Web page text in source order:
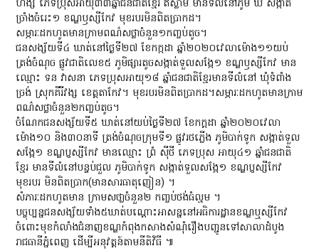
ហង្ស ភេទប្រុសអាយុ៣៣ឆ្នាំជនជាតិខ្មែរ ឥស្លាម មានទីលំនៅភូមិ ឃ សង្កាត់
ច្រាំងចំរេះ១ ខណ្ឌឫស្សីកែវ មុខរបរមិនពិតប្រាកដ។
សម្ភារៈដកហូតមានក្រាមពណ៌សថ្លាចំនួន១កញ្ចប់តូច។
ជនសង្ស័យទី៤ ឃាត់នៅថ្ងៃទី២៧ ខែកក្កដា ឆ្នាំ២០២០វេលាម៉ោង១១យប់
ត្រង់ចំណុច ផ្លូវជាតិលេខ៥ ភូមិផ្សារតូចសង្កាត់ទួលសង្កែ១ ខណ្ឌឫស្សីកែវ មាន
ឈ្មោះ ទន វាសនា ភេទប្រុសអាយុ១៨ ឆ្នាំជនជាតិខ្មែរមានទីលំនៅ ឃុំទំពាំង
ច្រង់ ស្រុកគីរីវង្ស ខេត្តតាកែវ។ មុខរបរមិនពិតប្រាកដ។សម្ភារៈដកហូតមានក្រាម
ពណ៌សថ្លាចំនួន២កញ្ចប់តូច។
ចំណែកជនសង្ស័យទី៥ ឃាត់នៅយប់ថ្ងៃទី២៧ ខែកក្តដា ឆ្នាំ២០២០វេលា
ម៉ោង១០ និង៣០នាទី ត្រង់ចំណុចក្រុមទី១ ផ្លូវរថភ្លើង ភូមិបាក់ទូក សង្កាត់ទួល
សង្កែ១ ខណ្ឌប្ញស្សីកែវ មានឈ្មោះ ព្រំ សុីថី ភេទប្រុស អាយុ៤១ ឆ្នាំជនជាតិ
ខ្មែរ មានទីលំនៅបន្ទប់ជួល ភូមិបាក់ទូក សង្កាត់ទួលសង្កែ១ ខណ្ឌប្ញស្សីកែវ
មុខរបរ មិនពិតប្រាក(មានសារធាតុញៀន) ។
សំភារៈដកហូតមាន ក្រាមសថា្លចំនួន២ កញ្ចប់ថង់ធំល្មម ។
បច្ចុប្បន្នជនសង្ស័យទាំង៥ឃាត់បណ្តោះអាសន្ននៅអធិការដ្ឋានខណ្ឌឬស្សីកែវ
ចំពោះមុខកំលាំងជំនាញខណ្ឌកំពុងកសាងសំណុំរឿងបញ្ជូនទៅសាលាដំបូង
រាជធានីភ្នំពេញ ដើម្បីអនុវត្តន៍តាមនីតិវិធី ៕